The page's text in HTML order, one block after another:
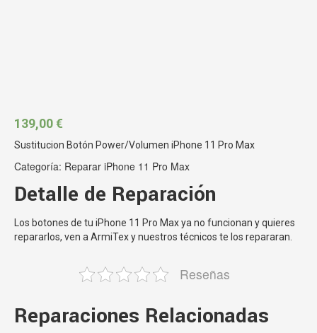
139,00€
Sustitucion Botón Power/Volumen iPhone 11 Pro Max
Categoría: Reparar iPhone 11 Pro Max
Detalle de Reparación
Los botones de tu iPhone 11 Pro Max ya no funcionan y quieres
repararlos, ven a ArmiTex y nuestros técnicos te los repararan.
Reseñas
Reparaciones Relacionadas